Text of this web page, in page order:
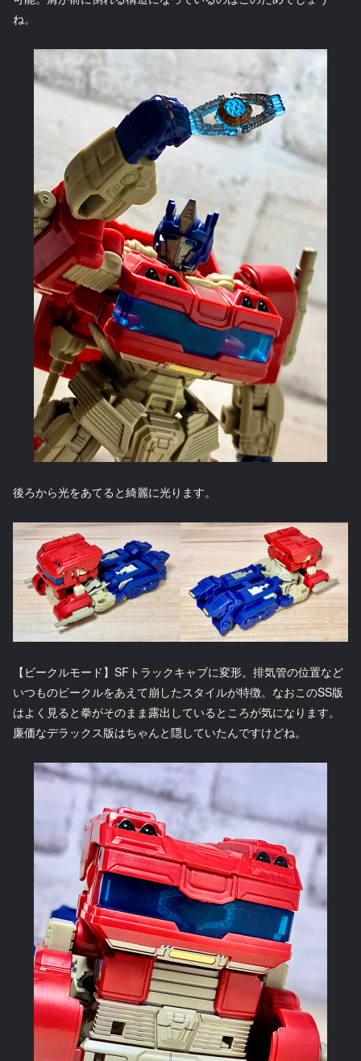
ね。
後ろから光をあてると綺麗に光ります。
【ビークルモード】SFトラックキャブに変形。排気管の位置など
いつものビークルをあえて崩したスタイルが特徴。なおこのSS版
はよく見ると拳がそのまま露出しているところが気になります。
廉価なデラックス版はちゃんと隠していたんですけどね。